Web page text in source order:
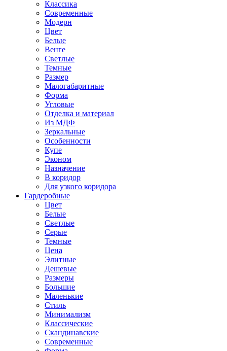
Классика
Современные
Модерн
Цвет
Белые
Венге
Светлые
Темные
Размер
Малогабаритные
Форма
Угловые
Отделка и материал
Из МДФ
Зеркальные
Особенности
Купе
Эконом
Назначение
В коридор
Для узкого коридора
Гардеробные
Цвет
Белые
Светлые
Серые
Темные
Цена
Элитные
Дешевые
Размеры
Большие
Маленькие
Стиль
Минимализм
Классические
Скандинавские
Современные